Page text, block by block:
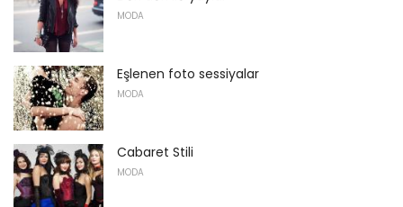
MODA
Eşlenen foto sessiyalar
MODA
Cabaret Stili
MODA